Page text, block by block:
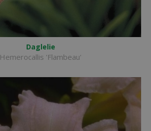
Daglelie
Hemerocallis 'Flambeau'